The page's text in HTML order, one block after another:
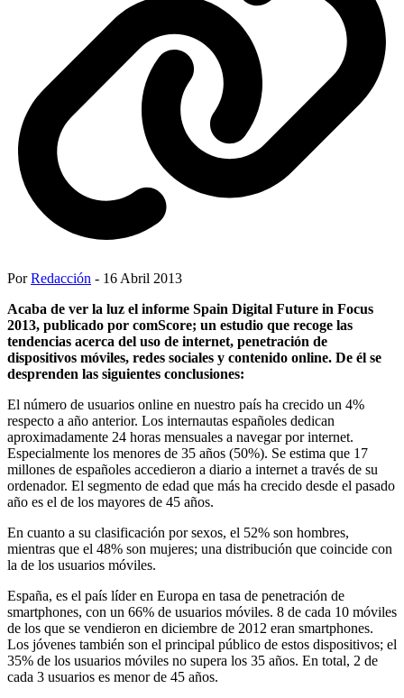
PorRedacción - 16 Abril 2013
Acaba de ver la luz el informe Spain Digital Future in Focus
2013, publicado por comScore; un estudio que recoge las
tendencias acerca del uso de internet, penetración de
dispositivos móviles, redes sociales y contenido online. De él se
desprenden las siguientes conclusiones:
El número de usuarios online en nuestro país ha crecido un 4%
respecto a año anterior. Los internautas españoles dedican
aproximadamente 24 horas mensuales a navegar por internet.
Especialmente los menores de 35 años (50%). Se estima que 17
millones de españoles accedieron a diario a internet a través de su
ordenador. El segmento de edad que más ha crecido desde el pasado
año es el de los mayores de 45 años.
En cuanto a su clasificación por sexos, el 52% son hombres,
mientras que el 48% son mujeres; una distribución que coincide con
la de los usuarios móviles.
España, es el país líder en Europa en tasa de penetración de
smartphones, con un 66% de usuarios móviles. 8 de cada 10 móviles
de los que se vendieron en diciembre de 2012 eran smartphones.
Los jóvenes también son el principal público de estos dispositivos; el
35% de los usuarios móviles no supera los 35 años. En total, 2 de
cada 3 usuarios es menor de 45 años.